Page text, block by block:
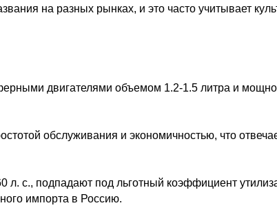
на разных рынках, и это часто учитывает
двигателями объемом 1.2-1.5 литра и
обслуживания и экономичностью, что
с., подпадают под льготный коэффициент
импорта в Россию.